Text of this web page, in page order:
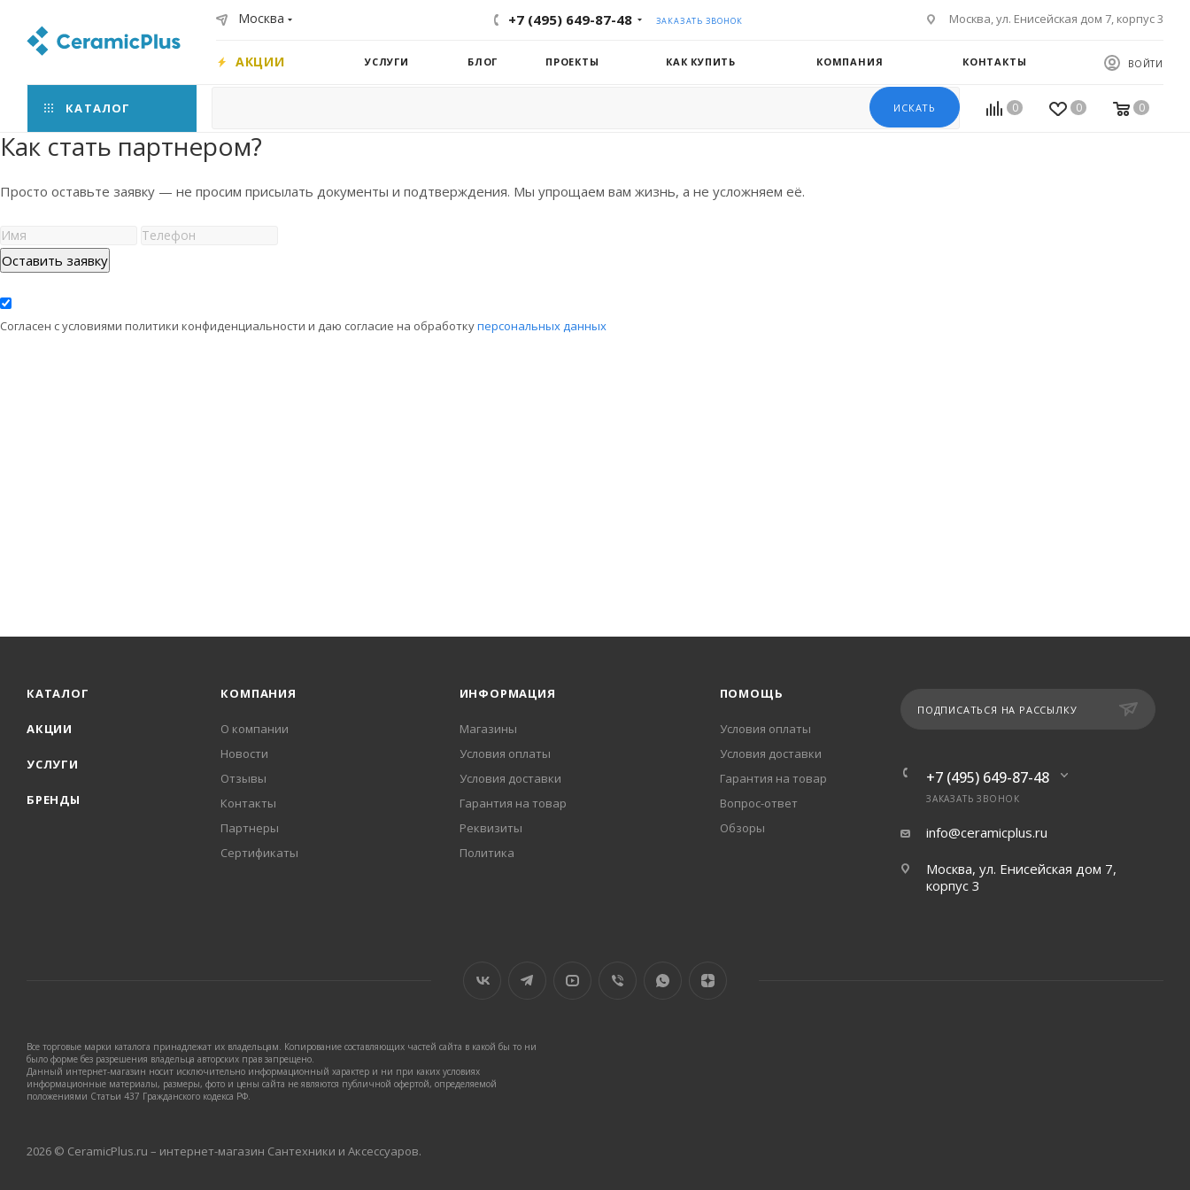
Москва +7 (495) 649-87-48 ЗАКАЗАТЬ ЗВОНОК Москва, ул. Енисейская дом 7, корпус 3
АКЦИИ УСЛУГИ БЛОГ ПРОЕКТЫ КАК КУПИТЬ КОМПАНИЯ КОНТАКТЫ ВОЙТИ
КАТАЛОГ ИСКАТЬ 0 0 0
Как стать партнером?
Просто оставьте заявку — не просим присылать документы и подтверждения. Мы упрощаем вам жизнь, а не усложняем её.
Оставить заявку
Согласен с условиями политики конфиденциальности и даю согласие на обработкуперсональных данных
КАТАЛОГ
АКЦИИ
УСЛУГИ
БРЕНДЫ
КОМПАНИЯ
О компании
Новости
Отзывы
Контакты
Партнеры
Сертификаты
ИНФОРМАЦИЯ
Магазины
Условия оплаты
Условия доставки
Гарантия на товар
Реквизиты
Политика
ПОМОЩЬ
Условия оплаты
Условия доставки
Гарантия на товар
Вопрос-ответ
Обзоры
ПОДПИСАТЬСЯ НА РАССЫЛКУ
+7 (495) 649-87-48
ЗАКАЗАТЬ ЗВОНОК
info@ceramicplus.ru
Москва, ул. Енисейская дом 7,
корпус 3
Все торговые марки каталога принадлежат их владельцам. Копирование составляющих частей сайта в какой бы то ни
было форме без разрешения владельца авторских прав запрещено.
Данный интернет-магазин носит исключительно информационный характер и ни при каких условиях
информационные материалы, размеры, фото и цены сайта не являются публичной офертой, определяемой
положениями Статьи 437 Гражданского кодекса РФ.
2026 © CeramicPlus.ru – интернет-магазин Сантехники и Аксессуаров.